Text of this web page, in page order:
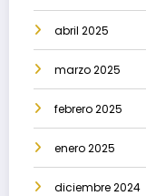
abril 2025
marzo 2025
febrero 2025
enero 2025
diciembre 2024